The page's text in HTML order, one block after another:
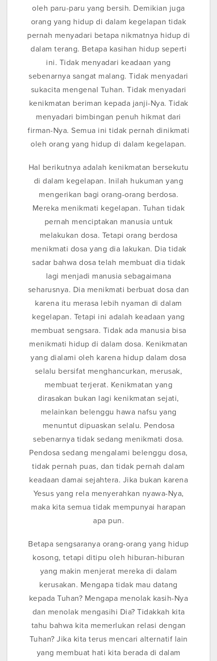
oleh paru-paru yang bersih. Demikian juga
orang yang hidup di dalam kegelapan tidak
pernah menyadari betapa nikmatnya hidup di
dalam terang. Betapa kasihan hidup seperti
ini. Tidak menyadari keadaan yang
sebenarnya sangat malang. Tidak menyadari
sukacita mengenal Tuhan. Tidak menyadari
kenikmatan beriman kepada janji-Nya. Tidak
menyadari bimbingan penuh hikmat dari
firman-Nya. Semua ini tidak pernah dinikmati
oleh orang yang hidup di dalam kegelapan.
Hal berikutnya adalah kenikmatan bersekutu
di dalam kegelapan. Inilah hukuman yang
mengerikan bagi orang-orang berdosa.
Mereka menikmati kegelapan. Tuhan tidak
pernah menciptakan manusia untuk
melakukan dosa. Tetapi orang berdosa
menikmati dosa yang dia lakukan. Dia tidak
sadar bahwa dosa telah membuat dia tidak
lagi menjadi manusia sebagaimana
seharusnya. Dia menikmati berbuat dosa dan
karena itu merasa lebih nyaman di dalam
kegelapan. Tetapi ini adalah keadaan yang
membuat sengsara. Tidak ada manusia bisa
menikmati hidup di dalam dosa. Kenikmatan
yang dialami oleh karena hidup dalam dosa
selalu bersifat menghancurkan, merusak,
membuat terjerat. Kenikmatan yang
dirasakan bukan lagi kenikmatan sejati,
melainkan belenggu hawa nafsu yang
menuntut dipuaskan selalu. Pendosa
sebenarnya tidak sedang menikmati dosa.
Pendosa sedang mengalami belenggu dosa,
tidak pernah puas, dan tidak pernah dalam
keadaan damai sejahtera. Jika bukan karena
Yesus yang rela menyerahkan nyawa-Nya,
maka kita semua tidak mempunyai harapan
apa pun.
Betapa sengsaranya orang-orang yang hidup
kosong, tetapi ditipu oleh hiburan-hiburan
yang makin menjerat mereka di dalam
kerusakan. Mengapa tidak mau datang
kepada Tuhan? Mengapa menolak kasih-Nya
dan menolak mengasihi Dia? Tidakkah kita
tahu bahwa kita memerlukan relasi dengan
Tuhan? Jika kita terus mencari alternatif lain
yang membuat hati kita berada di dalam